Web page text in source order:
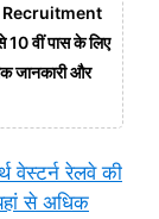
Recruitment
वीं पास के लिए
जानकारी और
रेलवे की
से अधिक